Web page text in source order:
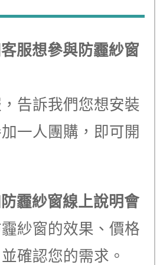
服想參與防霾紗窗
告訴我們您想安裝
一人團購，即可開
霾紗窗線上說明會
紗窗的效果、價格
確認您的需求。